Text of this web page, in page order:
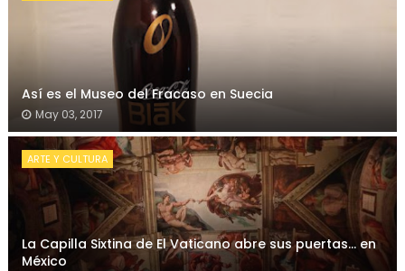
Así es el Museo del Fracaso en Suecia
May 03, 2017
ARTE Y CULTURA
La Capilla Sixtina de El Vaticano abre sus puertas... en
México